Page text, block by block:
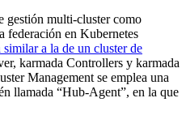
gestión multi-cluster como
federación en Kubernetes
similar a la de un cluster de
karmada Controllers y karmada
Management se emplea una
llamada “Hub-Agent”, en la que